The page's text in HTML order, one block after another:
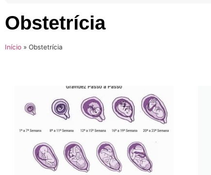
Obstetrícia
Início » Obstetrícia